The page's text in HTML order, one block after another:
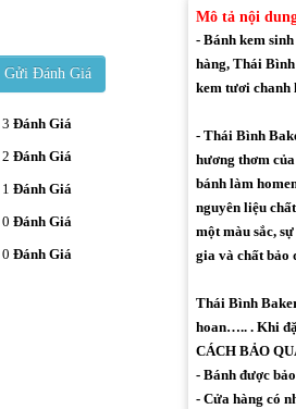
Gửi Đánh Giá
3 Đánh Giá
2 Đánh Giá
1 Đánh Giá
0 Đánh Giá
0 Đánh Giá
Mô tả nội
- Bánh kem
hàng, Thái
kem tươi chanh
- Thái Bình
hương thơm
bánh làm
nguyên liệu
một màu sắc,
gia và chất bảo
Thái Bình
hoan….. . Khi
CÁCH BẢO
- Bánh được
- Cửa hàng có